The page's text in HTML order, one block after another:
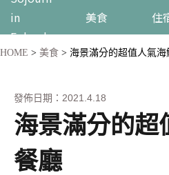
in
Fukuoka
美食 住
HOME > 美食 > 海景滿分的超值人氣海
發佈日期：2021.4.18
海景滿分的超
餐廳